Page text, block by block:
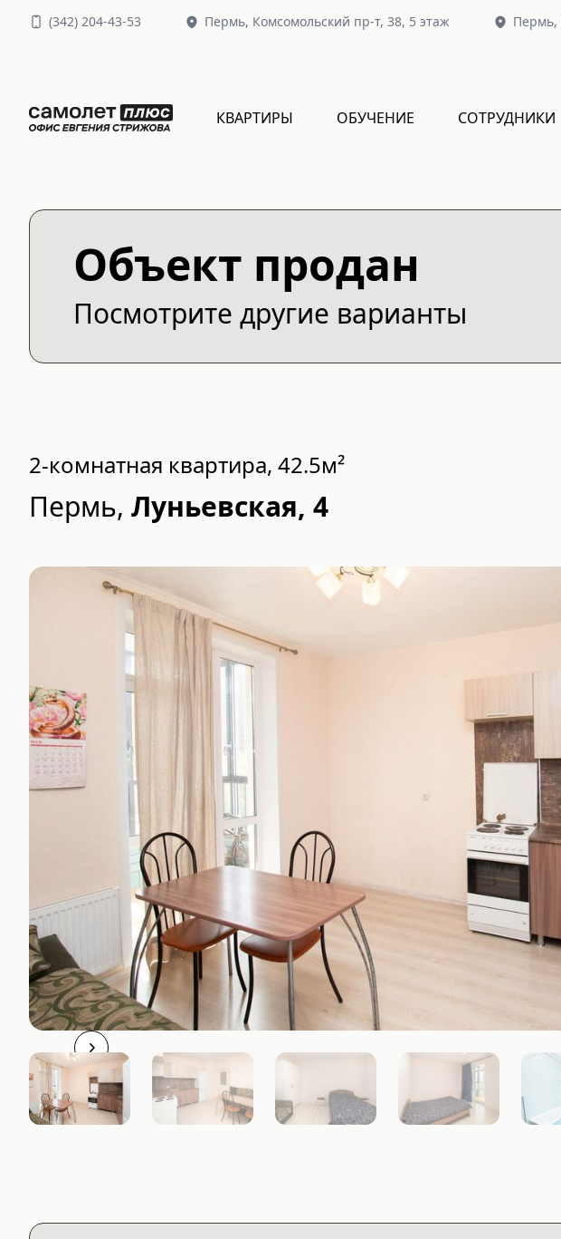
(342) 204-43-53 Пермь, Комсомольский пр-т, 38, 5 этаж Пермь,
КВАРТИРЫ ОБУЧЕНИЕ СОТРУДНИКИ
Объект продан
Посмотрите другие варианты
2-комнатная квартира, 42.5м²
Пермь, Луньевская, 4